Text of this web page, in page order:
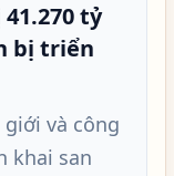
tỷ
bị triển
và công
khai san